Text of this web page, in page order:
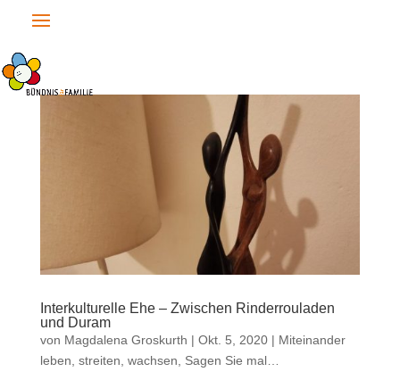
Interkulturelle Ehe – Zwischen Rinderrouladen
und Duram
von Magdalena Groskurth | Okt. 5, 2020| Miteinander
leben, streiten, wachsen
Sagen Sie mal…